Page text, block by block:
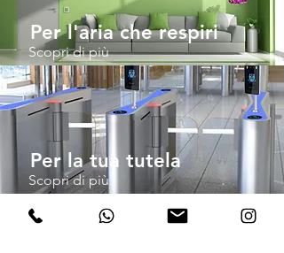
Per l'aria che respiri
Scopri di più
Per la tua tutela
Scopri di più